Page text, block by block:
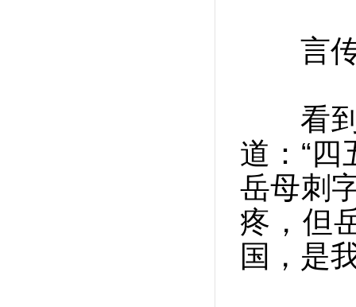
言传
看到
道：“四
岳母刺
疼，但
国，是